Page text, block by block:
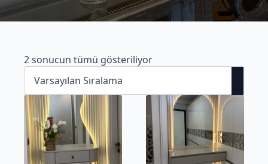
2 sonucun tümü gösteriliyor